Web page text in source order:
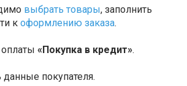
выбрать товары, заполнить
к оформлению заказа.
«Покупка в кредит».
данные покупателя.